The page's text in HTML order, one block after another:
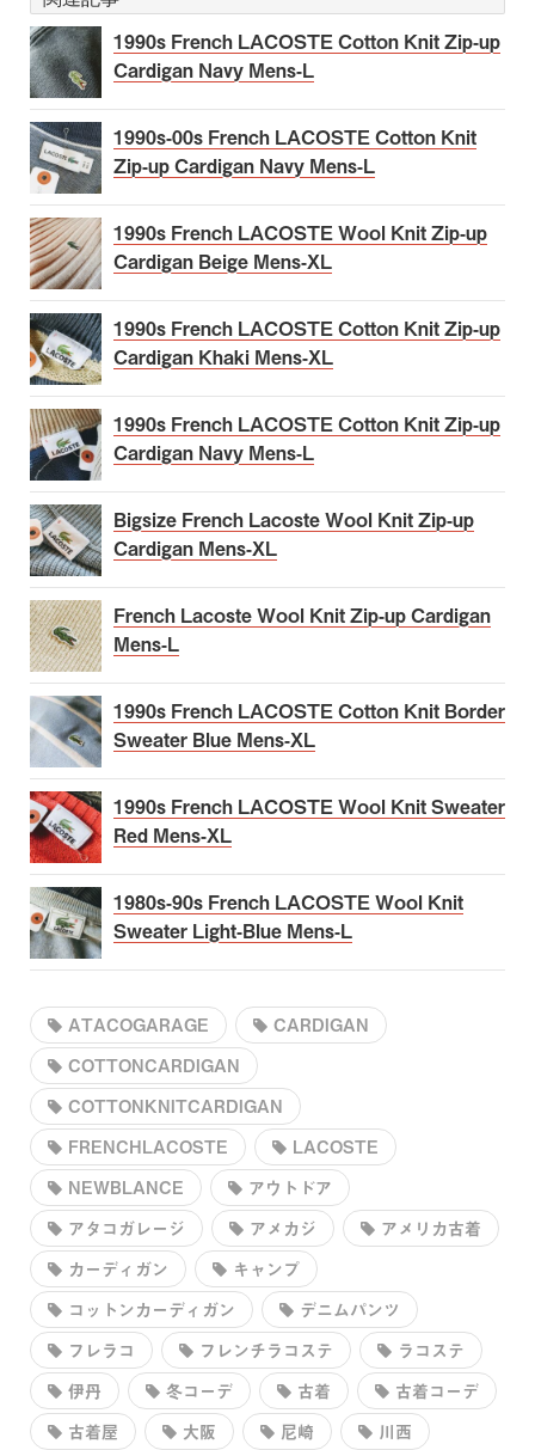
1990s French LACOSTE Cotton Knit Zip-up
Cardigan Navy Mens-L
1990s-00s French LACOSTE Cotton Knit
Zip-up Cardigan Navy Mens-L
1990s French LACOSTE Wool Knit Zip-up
Cardigan Beige Mens-XL
1990s French LACOSTE Cotton Knit Zip-up
Cardigan Khaki Mens-XL
1990s French LACOSTE Cotton Knit Zip-up
Cardigan Navy Mens-L
Bigsize French Lacoste Wool Knit Zip-up
Cardigan Mens-XL
French Lacoste Wool Knit Zip-up Cardigan
Mens-L
1990s French LACOSTE Cotton Knit Border
Sweater Blue Mens-XL
1990s French LACOSTE Wool Knit Sweater
Red Mens-XL
1980s-90s French LACOSTE Wool Knit
Sweater Light-Blue Mens-L
ATACOGARAGE
CARDIGAN
COTTONCARDIGAN
COTTONKNITCARDIGAN
FRENCHLACOSTE
LACOSTE
NEWBLANCE
アウトドア
アタコガレージ
アメカジ
アメリカ古着
カーディガン
キャンプ
コットンカーディガン
デニムパンツ
フレラコ
フレンチラコステ
ラコステ
伊丹
冬コーデ 古着
古着コーデ
古着屋
大阪 尼崎
川西